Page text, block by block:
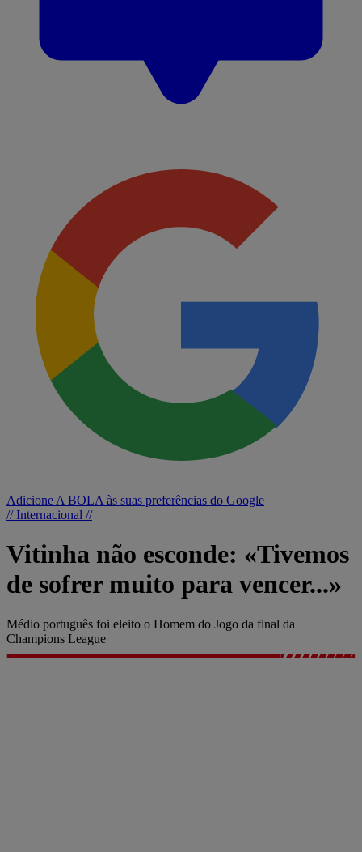
Adicione A BOLA às suas preferências do Google
// Internacional //
Vitinha não esconde: «Tivemos
de sofrer muito para vencer...»
Médio português foi eleito o Homem do Jogo da final da
Champions League